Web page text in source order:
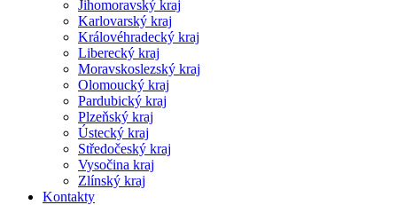
Jihomoravský kraj
Karlovarský kraj
Královéhradecký kraj
Liberecký kraj
Moravskoslezský kraj
Olomoucký kraj
Pardubický kraj
Plzeňský kraj
Ústecký kraj
Středočeský kraj
Vysočina kraj
Zlínský kraj
Kontakty